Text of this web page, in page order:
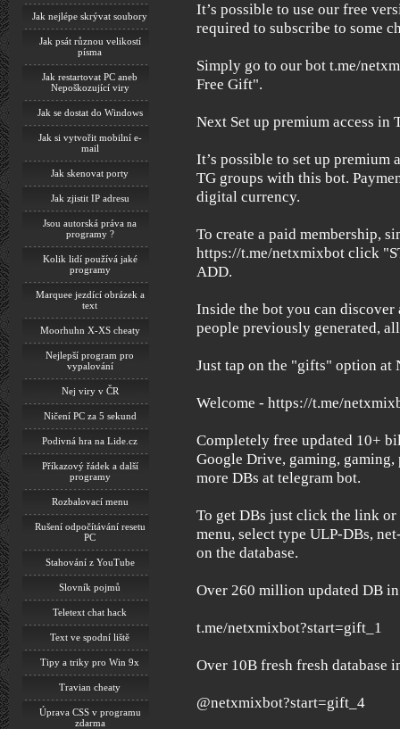
Jak nejlépe skrývat soubory
Jak psát různou velikostí
písma
Jak restartovat PC aneb
Nepoškozující viry
Jak se dostat do Windows
Jak si vytvořit mobilní e-
mail
Jak skenovat porty
Jak zjistit IP adresu
Jsou autorská práva na
programy ?
Kolik lidí používá jaké
programy
Marquee jezdící obrázek a
text
Moorhuhn X-XS cheaty
Nejlepší program pro
vypalování
Nej viry v ČR
Ničení PC za 5 sekund
Podivná hra na Lide.cz
Příkazový řádek a další
programy
Rozbalovací menu
Rušení odpočítávání resetu
PC
Stahování z YouTube
Slovník pojmů
Teletext chat hack
Text ve spodní liště
Tipy a triky pro Win 9x
Travian cheaty
Úprava CSS v programu
zdarma
It’s possible to use our free
required to subscribe to some
Simply go to our bot t.me/
Free Gift".
Next Set up premium access in
It’s possible to set up premium
TG groups with this bot.
digital currency.
To create a paid membership,
https://t.me/netxmixbot click
ADD.
Inside the bot you can
people previously generated,
Just tap on the "gifts" option at
Welcome - https://t.me/
Completely free updated 10+
Google Drive, gaming, gaming,
more DBs at telegram bot.
To get DBs just click the link
menu, select type ULP-DBs,
on the database.
Over 260 million updated DB
t.me/netxmixbot?start=gift_1
Over 10B fresh fresh database
@netxmixbot?start=gift_4